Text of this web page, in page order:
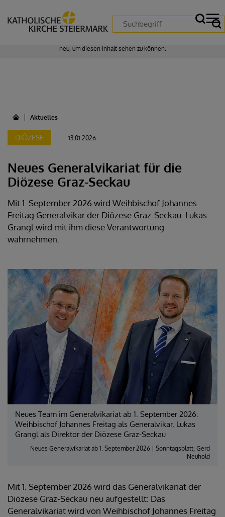
Zustimmung erforderlich!
neu, um diesen Inhalt sehen zu können.
Aktuelles
DIÖZESE 13.01.2026
Neues Generalvikariat für die
Diözese Graz-Seckau
Mit 1. September 2026 wird Weihbischof Johannes
Freitag Generalvikar der Diözese Graz-Seckau. Lukas
Grangl wird mit ihm diese Verantwortung
wahrnehmen.
Neues Team im Generalvikariat ab 1. September 2026:
Weihbischof Johannes Freitag als Generalvikar, Lukas
Grangl als Direktor der Diözese Graz-Seckau
Neues Generalvikariat ab 1. September 2026 | Sonntagsblatt, Gerd
Neuhold
Mit 1. September 2026 wird das Generalvikariat der
Diözese Graz-Seckau neu aufgestellt: Das
Generalvikariat wird von Weihbischof Johannes Freitag